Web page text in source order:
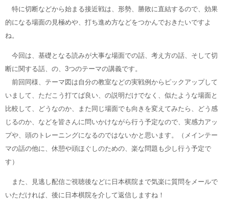
特に切断などから始まる接近戦は、形勢、勝敗に直結するので、効果
的になる場面の見極めや、打ち進め方などをつかんでおきたいですよ
ね。
今回は、基礎となる読みが大事な場面での話、考え方の話、そして切
断に関する話、の、3つのテーマの講義です。
前回同様、テーマ図は自分の教室などの実戦例からピックアップして
いまして、ただこう打てば良い、の説明だけでなく、似たような場面と
比較して、どうなのか、また同じ場面でも向きを変えてみたら、どう感
じるのか、などを皆さんに問いかけながら行う予定なので、実感力アッ
プや、頭のトレーニングになるのではないかと思います。（メインテー
マの話の他に、休憩や頭ほぐしのための、楽な問題も少し行う予定で
す）
また、見逃し配信ご視聴後などに日本棋院まで気楽に質問をメールで
いただければ、後に日本棋院を介して返信しますね！